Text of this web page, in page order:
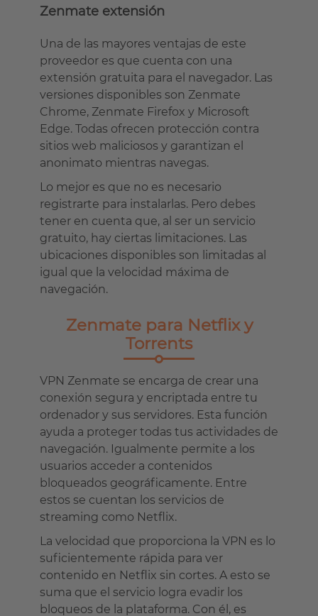
Zenmate extensión
Una de las mayores ventajas de este
proveedor es que cuenta con una
extensión gratuita para el navegador. Las
versiones disponibles son Zenmate
Chrome, Zenmate Firefox y Microsoft
Edge. Todas ofrecen protección contra
sitios web maliciosos y garantizan el
anonimato mientras navegas.
Lo mejor es que no es necesario
registrarte para instalarlas. Pero debes
tener en cuenta que, al ser un servicio
gratuito, hay ciertas limitaciones. Las
ubicaciones disponibles son limitadas al
igual que la velocidad máxima de
navegación.
Zenmate para Netflix y
Torrents
VPN Zenmate se encarga de crear una
conexión segura y encriptada entre tu
ordenador y sus servidores. Esta función
ayuda a proteger todas tus actividades de
navegación. Igualmente permite a los
usuarios acceder a contenidos
bloqueados geográficamente. Entre
estos se cuentan los servicios de
streaming como Netflix.
La velocidad que proporciona la VPN es lo
suficientemente rápida para ver
contenido en Netflix sin cortes. A esto se
suma que el servicio logra evadir los
bloqueos de la plataforma. Con él, es